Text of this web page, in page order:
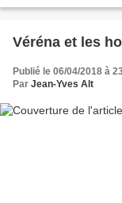
Véréna et les
Publié le 06/04/2018 à
Par Jean-Yves Alt